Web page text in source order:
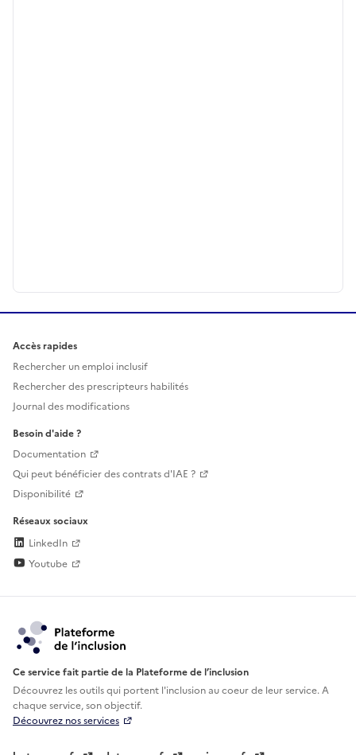
Accès rapides
Rechercher un emploi inclusif
Rechercher des prescripteurs habilités
Journal des modifications
Besoin d'aide ?
Documentation
Qui peut bénéficier des contrats d'IAE ?
Disponibilité
Réseaux sociaux
LinkedIn
Youtube
Ce service fait partie de la Plateforme de l’inclusion
Découvrez les outils qui portent l'inclusion aucoeur de leur service. A
chaque service, son objectif.
Découvrez nos services